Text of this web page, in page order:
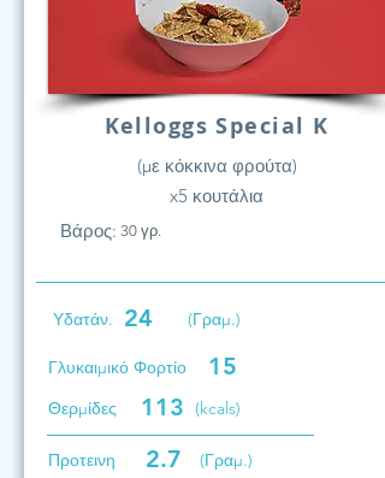
Kelloggs Special K
(με κόκκινα φρούτα)
x5 κουτάλια
Βάρος: 30 γρ.
Υδατάν. 24 (Γραμ.)
Γλυκαιμικό Φορτίο 15
Θερμίδες 113 (kcals)
Προτεινη 2.7
(Γραμ.)